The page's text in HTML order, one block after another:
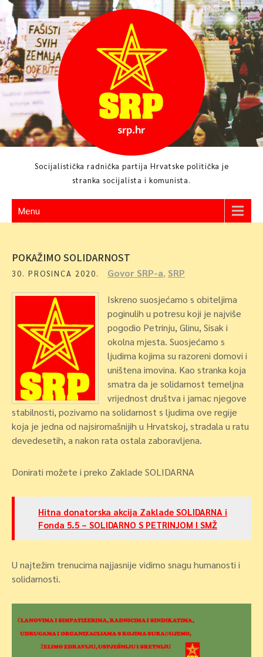
Skip
to
content
Socijalistička radnička partija Hrvatske politička je
stranka socijalista i komunista.
Menu
POKAŽIMO SOLIDARNOST
30. PROSINCA 2020. Govor SRP-a, SRP
Iskreno suosjećamo s obiteljima
poginulih u potresu koji je najviše
pogodio Petrinju, Glinu, Sisak i
okolna mjesta. Suosjećamo s
ljudima kojima su razoreni domovi i
uništena imovina. Kao stranka koja
smatra da je solidarnost temeljna
vrijednost društva i jamac njegove
stabilnosti, pozivamo na solidarnost s ljudima ove regije
koja je jedna od najsiromašnijih u Hrvatskoj, stradala u ratu
devedesetih, a nakon rata ostala zaboravljena.
Donirati možete i preko Zaklade SOLIDARNA
Hitna donatorska akcija Zaklade SOLIDARNA i
Fonda 5.5 – SOLIDARNO S PETRINJOM I SMŽ
U najtežim trenucima najjasnije vidimo snagu humanosti i
solidarnosti.